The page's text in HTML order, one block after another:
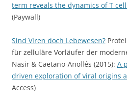
term reveals the dynamics of T
(Paywall)
Sind Viren doch Lebewesen?
für zelluläre Vorläufer der
Nasir & Caetano-Anollés (2015): A
driven exploration of viral origins
Access)